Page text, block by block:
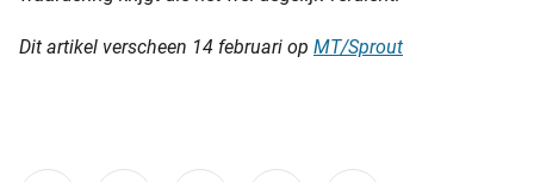
Dit artikel verscheen 14 februari op MT/Sprout